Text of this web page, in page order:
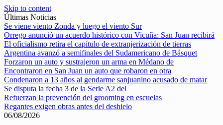
Skip to content
Últimas Noticias
Se viene viento Zonda y luego el viento Sur
Orrego anunció un acuerdo histórico con Vicuña: San Juan recibirá
El oficialismo retira el capítulo de extranjerización de tierras
Argentina avanzó a semifinales del Sudamericano de Básquet
Forzaron un auto y sustrajeron un arma en Médano de
Encontraron en San Juan un auto que robaron en otra
Condenaron a 13 años al gendarme sanjuanino acusado de matar
Se disputa la fecha 3 de la Serie A2 del
Refuerzan la prevención del grooming en escuelas
Regantes exigen obras antes del deshielo
06/08/2026